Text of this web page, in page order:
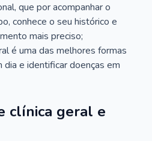
que por acompanhar o
conhece o seu histórico e
mais preciso;
é uma das melhores formas
e identificar doenças em
clínica geral e